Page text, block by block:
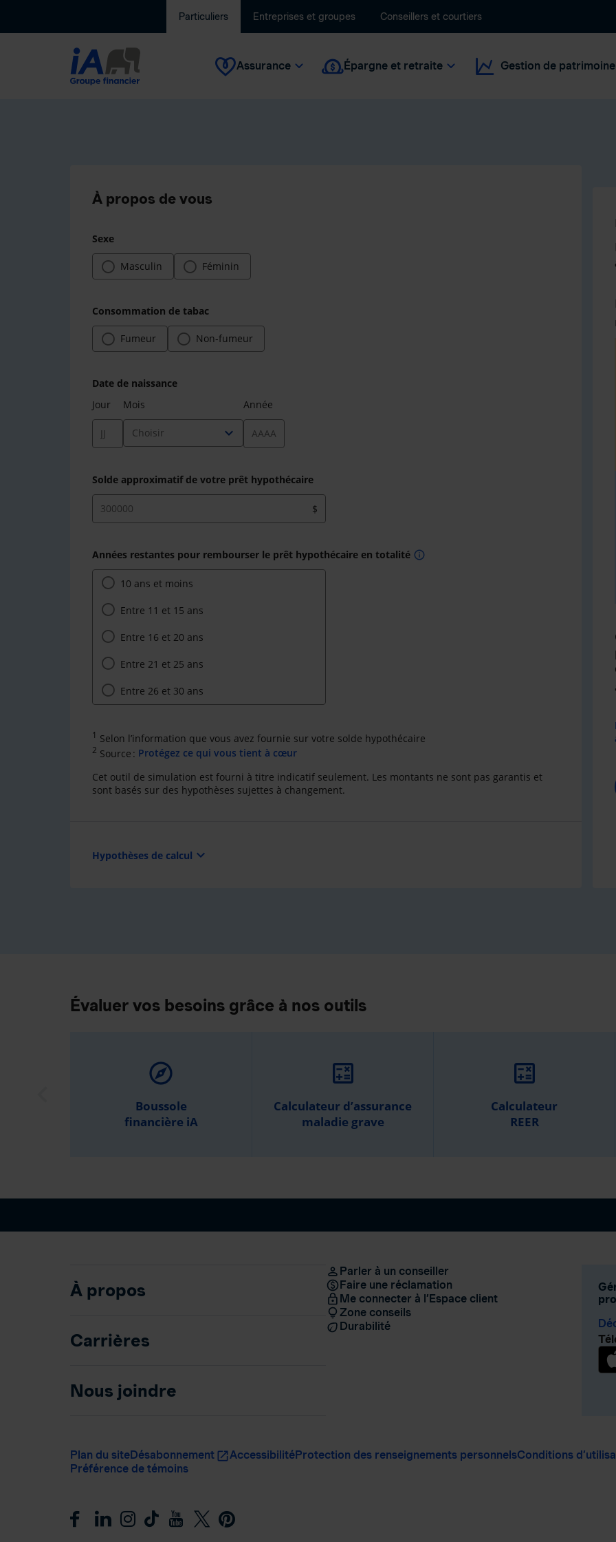
Particuliers Entreprises et groupes Conseillers et courtiers
Assurance Épargne et retraite Gestion de patrimoine
À propos de vous
Sexe
Masculin Féminin
Consommation de tabac
Fumeur Non-fumeur
Date de naissance
Jour
Mois
Choisir expand_more
Année
Solde approximatif de votre prêt hypothécaire
$
Années restantes pour rembourser le prêt hypothécaire en totalité info
10 ans et moins
Entre 11 et 15 ans
Entre 16 et 20 ans
Entre 21 et 25 ans
Entre 26 et 30 ans
1 Selon l’information que vous avez fournie sur votre solde hypothécaire
2 Source : Protégez ce qui vous tient à cœur
Cet outil de simulation est fourni à titre indicatif seulement. Les montants ne sont pas garantis et
sont basés sur des hypothèses sujettes à changement.
Hypothèses de calcul expand_more
Évaluer vos besoins grâce à nos outils
explore
Boussole
financière iA
calculate
Calculateur d’assurance
maladie grave
calculate
Calculateur
REER
À propos
Carrières
Nous joindre
Parler à un conseiller
Faire une réclamation
Me connecter à l’Espace client
Zone conseils
Durabilité
Plan du siteDésabonnement AccessibilitéProtection des renseignements personnelsConditions
Préférence de témoins